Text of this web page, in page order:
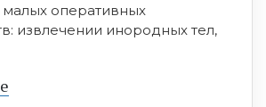
оперативных
извлечении инородных тел,